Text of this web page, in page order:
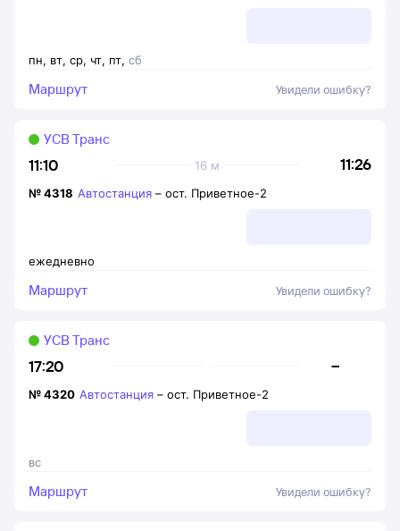
пн, вт, ср, чт, пт, сб
Маршрут Увидели ошибку?
11:10 11:26
16 м
УСВ Транс
ежедневно
№4318 Автостанция – ост. Приветное-2
Маршрут Увидели ошибку?
17:20 –
УСВ Транс
вс
№4320 Автостанция – ост. Приветное-2
Маршрут Увидели ошибку?